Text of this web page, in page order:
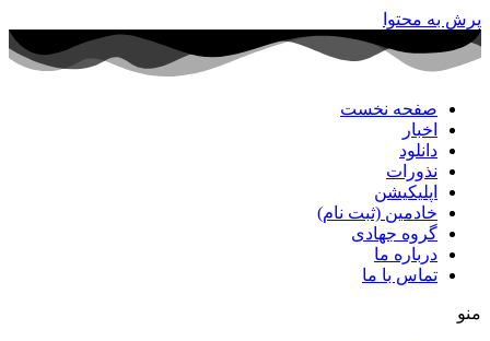
پرش به محتوا
صفحه نخست
اخبار
دانلود
نذورات
اپلیکیشن
خادمین (ثبت نام)
گروه جهادی
درباره ما
تماس با ما
منو